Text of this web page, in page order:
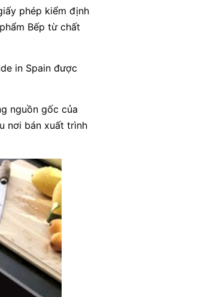
phép kiểm định
Bếp từ chất
in Spain được
nguồn gốc của
nơi bán xuất trình